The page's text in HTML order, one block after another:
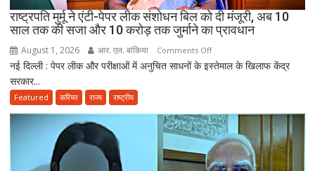
स्वास्थ्य
विभाग
ने
तैयार
की
राष्ट्रपति मुर्मू ने एंटी-पेपर लीक संशोधन बिल को दी मंजूरी, अब 10
साल तक की सजा और 10 करोड़ तक जुर्माने का प्रावधान
August 1, 2026 आर. एल. बांकिया Comments Offon
राष्ट्रपति
एंटी-
पेपर
लीक
संशोधन
नई दिल्ली : पेपर लीक और परीक्षाओं में अनुचित साधनों के इस्तेमाल के खिलाफ केंद्र
सरकार...
Featured करियर राज्य राष्ट्रीय